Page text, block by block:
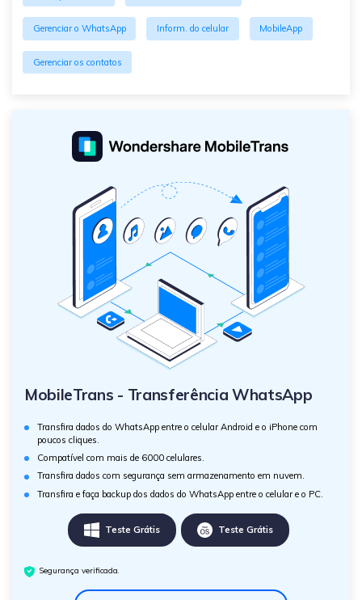
Gerenciar o WhatsApp Inform. do celular MobileApp
Gerenciar os contatos
MobileTrans - Transferência WhatsApp
Transfira dados do WhatsApp entre o celular Android e o iPhone com
poucos cliques.
Compatível com mais de 6000 celulares.
Transfira dados com segurança sem armazenamento em nuvem.
Transfira e faça backup dos dados do WhatsApp entre o celular e o PC.
Teste Grátis Teste Grátis
Segurança verificada.